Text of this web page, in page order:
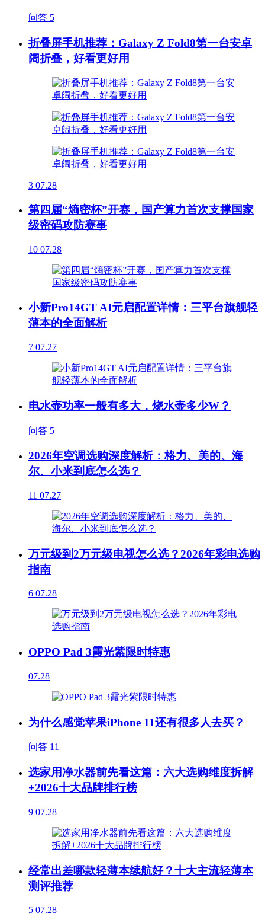
问答 5
折叠屏手机推荐：Galaxy Z Fold8第一台安卓
阔折叠，好看更好用
3 07.28
第四届“熵密杯”开赛，国产算力首次支撑国家
级密码攻防赛事
10 07.28
小新Pro14GT AI元启配置详情：三平台旗舰轻
薄本的全面解析
7 07.27
电水壶功率一般有多大，烧水壶多少W？
问答 5
2026年空调选购深度解析：格力、美的、海
尔、小米到底怎么选？
11 07.27
万元级到2万元级电视怎么选？2026年彩电选购
指南
6 07.28
OPPO Pad 3霞光紫限时特惠
07.28
为什么感觉苹果iPhone 11还有很多人去买？
问答 11
选家用净水器前先看这篇：六大选购维度拆解
+2026十大品牌排行榜
9 07.28
经常出差哪款轻薄本续航好？十大主流轻薄本
测评推荐
5 07.28